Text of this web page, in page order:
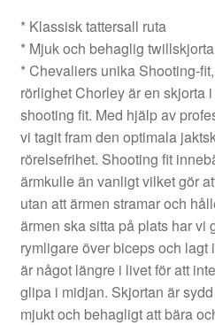
* Klassisk tattersall ruta
* Mjuk och behaglig twillskjorta
* Chevaliers unika Shooting-
rörlighet Chorley är en skjorta
shooting fit. Med hjälp av
vi tagit fram den optimala
rörelsefrihet. Shooting fit
ärmkulle än vanligt vilket gör
utan att ärmen stramar och
ärmen ska sitta på plats har vi
rymligare över biceps och
är något längre i livet för att
glipa i midjan. Skjortan är
mjukt och behagligt att bära